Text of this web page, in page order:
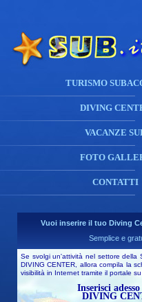
TURISMO
DIVING
VACANZE
FOTO
CONTATTI
Vuoi inserire il tuo Diving
Semplice e
Se svolgi un'attività nel settore della
DIVING CENTER, allora compila la
visibilità in Internet tramite il portale su
Inserisci
DIVING